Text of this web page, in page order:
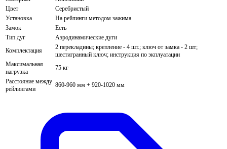
Цвет
Серебристый
Установка
На рейлинги методом зажима
Замок
Есть
Тип дуг
Аэродинамические дуги
Комплектация
2 перекладины; крепление - 4 шт.; ключ от замка - 2 шт;
шестигранный ключ; инструкция по экплуатации
Максимальная
нагрузка
75 кг
Расстояние между
рейлингами
860-960 мм + 920-1020 мм